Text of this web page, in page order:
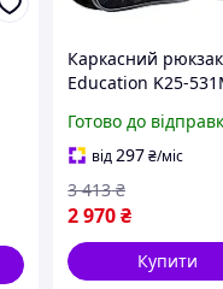
Каркасний
Education K25-
початкових та
класів
Готово до
від297₴/міс
2 970₴
3 413 ₴
Купити